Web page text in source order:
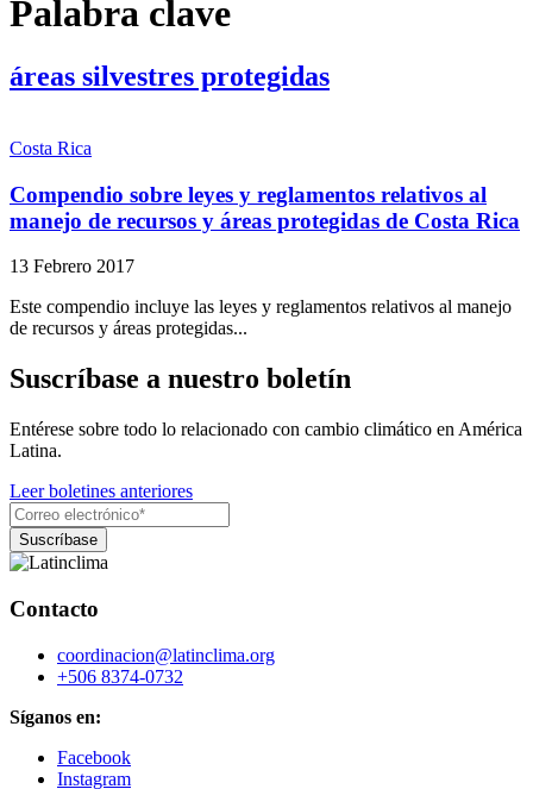
Palabra clave
áreas silvestres protegidas
Costa Rica
Compendio sobre leyes y reglamentos relativos al
manejo de recursos y áreas protegidas de Costa Rica
13 Febrero 2017
Este compendio incluye las leyes y reglamentos relativos al manejo
de recursos y áreas protegidas...
Suscríbase a nuestro boletín
Entérese sobre todo lo relacionado con cambio climático en América
Latina.
Leer boletines anteriores
Contacto
coordinacion@latinclima.org
+506 8374-0732
Síganos en:
Facebook
Instagram